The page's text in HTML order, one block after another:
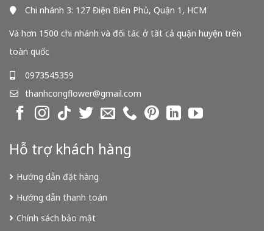
Chi nhánh 3: 127 Điện Biên Phủ, Quận 1, HCM
Và hơn 1500 chi nhánh và đối tác ở tất cả quận huyện trên
toàn quốc
0973545359
thanhcongflower@gmail.com
Hỗ trợ khách hàng
Hướng dẫn đặt hàng
Hướng dẫn thanh toán
Chính sách bảo mật